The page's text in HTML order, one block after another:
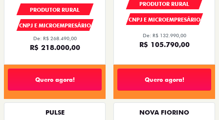
PRODUTOR RURAL
CNPJ E MICROEMPRESÁRIO
De: R$ 268.490,00
R$ 218.000,00
Quero agora!
PRODUTOR RURAL
CNPJ E MICROEMPRESÁRIO
De: R$ 132.990,00
R$ 105.790,00
Quero agora!
PULSE NOVA FIORINO